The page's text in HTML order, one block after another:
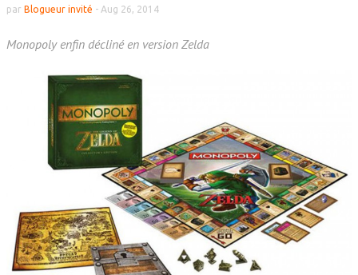
par Blogueur invité - Aug 26, 2014
Monopoly enfin décliné en version Zelda